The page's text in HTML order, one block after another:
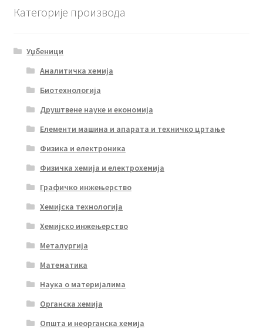
Категорије производа
Уџбеници
Аналитичка хемија
Биотехнологија
Друштвене науке и економија
Елементи машина и апарата и техничко цртање
Физика и електроника
Физичка хемија и електрохемија
Графичко инжењерство
Хемијска технологија
Хемијско инжењерство
Металургија
Математика
Наука о материјалима
Органска хемија
Општа и неорганска хемија